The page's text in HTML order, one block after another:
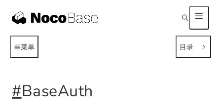
菜单 目录
#BaseAuth